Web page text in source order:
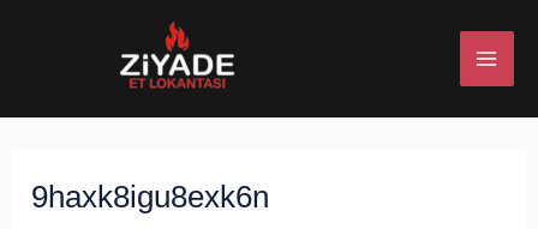
9haxk8igu8exk6n